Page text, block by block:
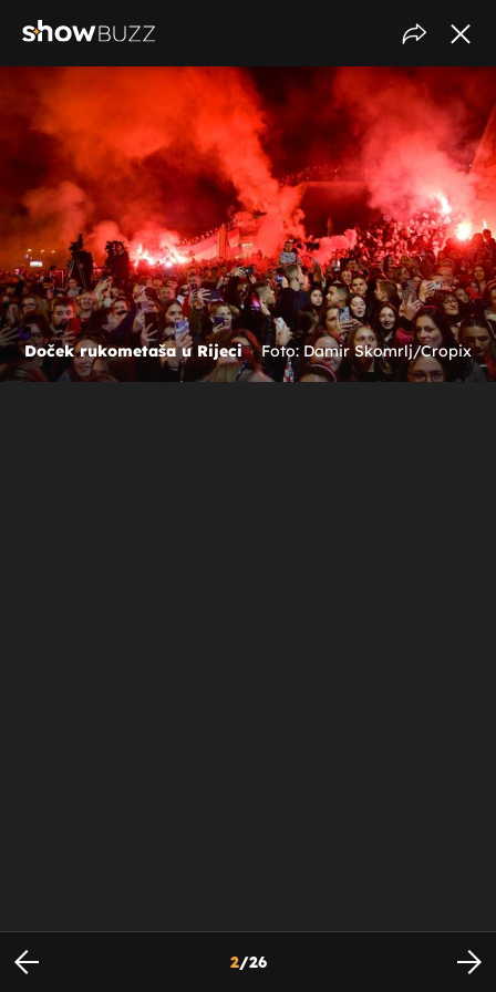
Doček rukometaša u Rijeci Foto: Damir Skomrlj/Cropix
2/26